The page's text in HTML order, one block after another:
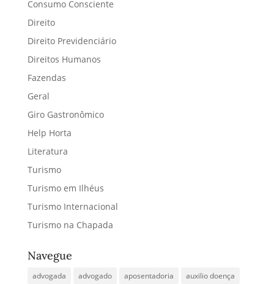
Consumo Consciente
Direito
Direito Previdenciário
Direitos Humanos
Fazendas
Geral
Giro Gastronômico
Help Horta
Literatura
Turismo
Turismo em Ilhéus
Turismo Internacional
Turismo na Chapada
Navegue
advogada advogado aposentadoria
auxilio doença